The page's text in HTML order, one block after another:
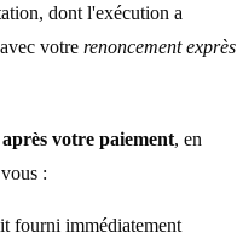
dont l'exécution a
votre renoncement exprès
votre paiement, en
:
fourni immédiatement